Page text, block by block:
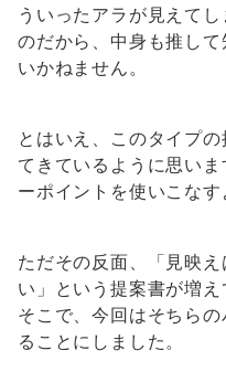
ういったアラが見えて
のだから、中身も推し
いかねません。
とはいえ、このタイプ
てきているように思い
ーポイントを使いこなす
ただその反面、「見映
い」という提案書が増え
そこで、今回はそちら
ることにしました。